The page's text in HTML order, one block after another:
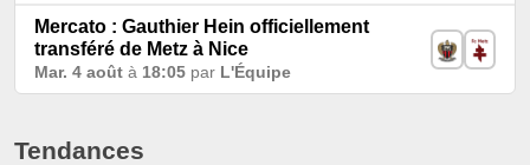
Mercato : Gauthier Hein officiellement
transféré de Metz à Nice
Mar. 4 août à 18:05 par L'Équipe
Tendances